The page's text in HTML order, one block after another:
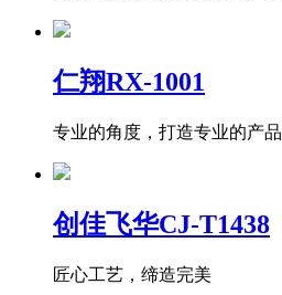
仁翔RX-1001
专业的角度，打造专业的产品
创佳飞华CJ-T1438
匠心工艺，缔造完美